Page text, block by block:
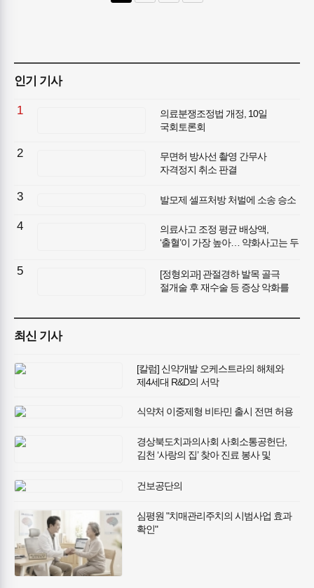
인기 기사
1
의료분쟁조정법 개정, 10일
국회토론회
2
무면허 방사선 촬영 간무사
자격정지 취소 판결
3 발모제 셀프처방 처벌에 소송 승소
4
의료사고 조정 평균 배상액,
‘출혈’이 가장 높아… 약화사고는 두
5
[정형외과] 관절경하 발목 골극
절개술 후 재수술 등 증상 악화를
최신 기사
[칼럼] 신약개발 오케스트라의 해체와
제4세대 R&D의 서막
식약처 이중제형 비타민 출시 전면 허용
경상북도치과의사회 사회소통공헌단,
김천 ‘사랑의 집’ 찾아 진료 봉사 및
건보공단의
심평원 "치매관리주치의 시범사업 효과
확인"